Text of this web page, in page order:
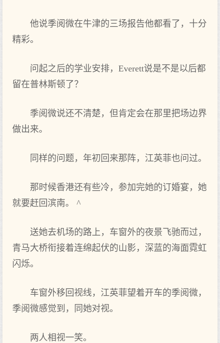
他说季阅微在牛津的三场报告他都看了，十分
精彩。
问起之后的学业安排，Everett说是不是以后都
留在普林斯顿了？
季阅微说还不清楚，但肯定会在那里把场边界
做出来。
同样的问题，年初回来那阵，江英菲也问过。
那时候香港还有些冷，参加完她的订婚宴，她
就要赶回滨南。 ^
送她去机场的路上，车窗外的夜景飞驰而过，
青马大桥衔接着连绵起伏的山影，深蓝的海面霓虹
闪烁。
车窗外移回视线，江英菲望着开车的季阅微，
季阅微感觉到，同她对视。
两人相视一笑。